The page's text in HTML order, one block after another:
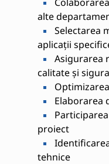
alte
Selectarea
aplicații
Asigurarea
calitate și
Elaborarea
proiect
tehnice